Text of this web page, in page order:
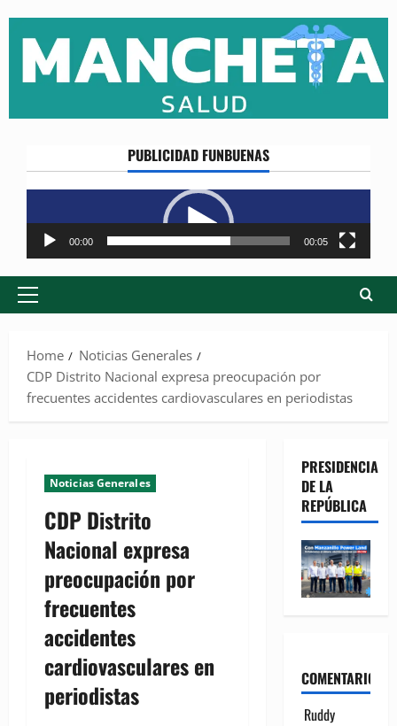
content
PUBLICIDAD FUNBUENAS
Reproductor
de
vídeo
00:00 00:05
Primary
Home
Noticias Generales
CDP Distrito Nacional expresa preocupación por
frecuentes accidentes cardiovasculares en periodistas
Noticias Generales
CDP Distrito
Nacional expresa
preocupación por
frecuentes
accidentes
cardiovasculares en
periodistas
PRESIDENCIA
DE LA
REPÚBLICA
COMENTARIOS
Ruddy